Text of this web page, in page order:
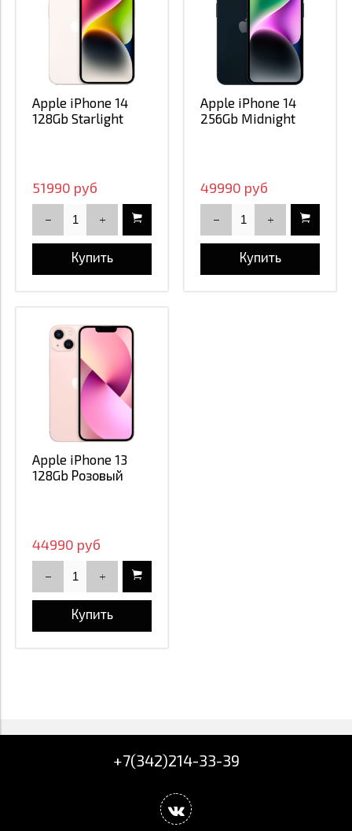
Apple iPhone 14
128Gb Starlight
51990 руб
Купить
Apple iPhone 14
256Gb Midnight
49990 руб
Купить
Apple iPhone 13
128Gb Розовый
44990 руб
Купить
+7(342)214-33-39